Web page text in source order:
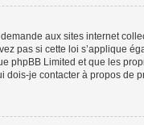
aux sites internet
pas si cette loi s’applique
Limited et que les
je contacter à propos de